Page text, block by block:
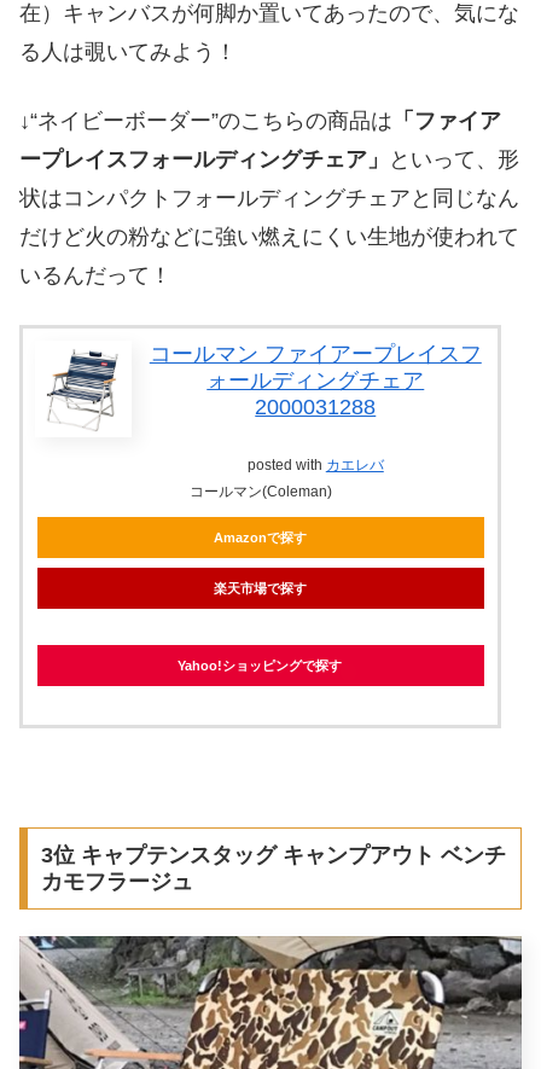
在）キャンバスが何脚か置いてあったので、気にな
る人は覗いてみよう！
↓“ネイビーボーダー”のこちらの商品は 「ファイア
ープレイスフォールディングチェア」
といって、形
状はコンパクトフォールディングチェアと同じなん
だけど火の粉などに強い燃えにくい生地が使われて
いるんだって！
コールマン ファイアープレイスフ
ォールディングチェア
2000031288
posted with カエレバ
コールマン(Coleman)
Amazonで探す
楽天市場で探す
Yahoo!ショッピングで探す
3位 キャプテンスタッグ キャンプアウト ベンチ
カモフラージュ